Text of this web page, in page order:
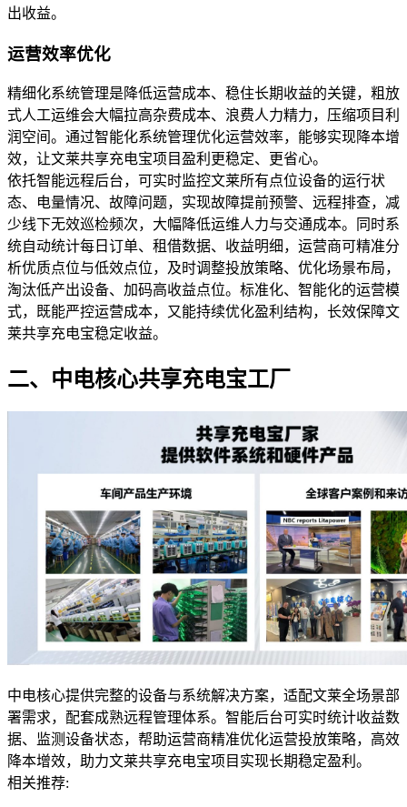
出收益。
运营效率优化
精细化系统管理是降低运营成本、稳住长期收益的关键，粗放
式人工运维会大幅拉高杂费成本、浪费人力精力，压缩项目利
润空间。通过智能化系统管理优化运营效率，能够实现降本增
效，让文莱共享充电宝项目盈利更稳定、更省心。
依托智能远程后台，可实时监控文莱所有点位设备的运行状
态、电量情况、故障问题，实现故障提前预警、远程排查，减
少线下无效巡检频次，大幅降低运维人力与交通成本。同时系
统自动统计每日订单、租借数据、收益明细，运营商可精准分
析优质点位与低效点位，及时调整投放策略、优化场景布局，
淘汰低产出设备、加码高收益点位。标准化、智能化的运营模
式，既能严控运营成本，又能持续优化盈利结构，长效保障文
莱共享充电宝稳定收益。
二、中电核心共享充电宝工厂
中电核心提供完整的设备与系统解决方案，适配文莱全场景部
署需求，配套成熟远程管理体系。智能后台可实时统计收益数
据、监测设备状态，帮助运营商精准优化运营投放策略，高效
降本增效，助力文莱共享充电宝项目实现长期稳定盈利。
相关推荐: